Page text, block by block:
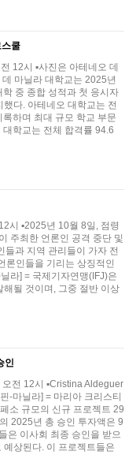
쿨
12시 ▪사진은 아테네오 데
마닐라 대학교는 2025년
중 종합 성적과 첫 응시자
다. 아테네오 대학교는 전
하며 최대 규모 학교 부문
학교는 전체 합격률 94.6
시 ▪2025년 10월 8일, 점령
주최한 언론인 공격 중단 및
들과 지역 관리들이 가자 전
론인들을 기리는 상징적인
라] = 국제기자연맹(IFJ)은
될 것이며, 그중 절반 이상
인
전 12시 ▪Cristina Aldeguer
-마닐라] = 마리아 크리스티
소 규모의 신규 프로젝트 29
2025년 총 승인 투자액은 9
은 이사회 최종 승인을 받으
상된다. 이 프로젝트들은